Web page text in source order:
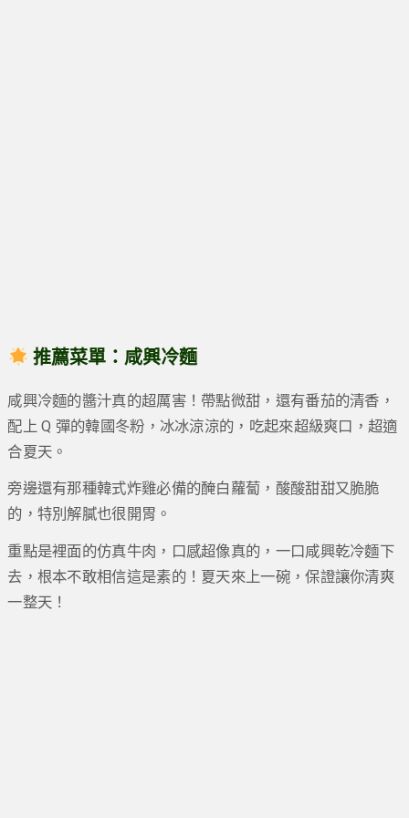
推薦菜單： 咸興冷麵
咸興冷麵的醬汁真的超厲害！帶點微甜，還有番茄的清香，
配上 Q 彈的韓國冬粉，冰冰涼涼的，吃起來超級爽口，超適
合夏天。
旁邊還有那種韓式炸雞必備的醃白蘿蔔，酸酸甜甜又脆脆
的，特別解膩也很開胃。
重點是裡面的仿真牛肉，口感超像真的，一口咸興乾冷麵下
去，根本不敢相信這是素的！夏天來上一碗，保證讓你清爽
一整天！